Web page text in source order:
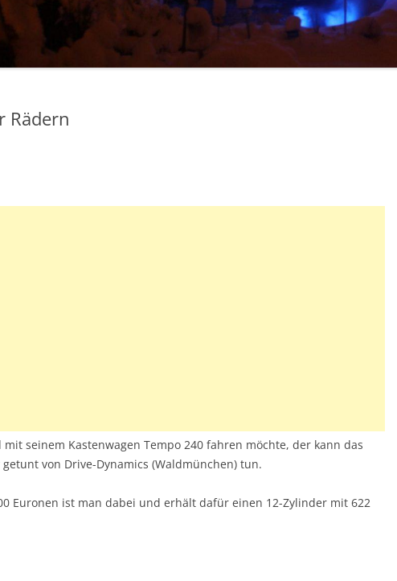
Rädern
seinem Kastenwagen Tempo 240 fahren möchte, der kann das
von Drive-Dynamics (Waldmünchen) tun.
Euronen ist man dabei und erhält dafür einen 12-Zylinder mit 622